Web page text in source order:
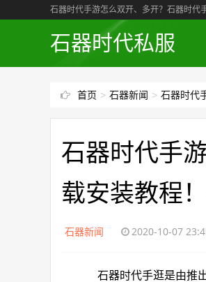
石器时代手游怎么双开、多开？石器时代
石器时代私服
首页 > 石器新闻 > 石器时代
石器时代手
载安装教程
石器新闻 2020-10-07
石器时代手逛是由推出